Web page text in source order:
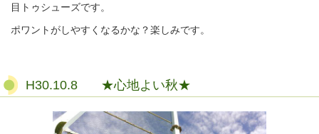
目トゥシューズです。
ポワントがしやすくなるかな？楽しみです。
H30.10.8 ★心地よい秋★